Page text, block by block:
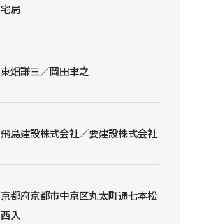
宅局
東畑謙三／岡田聿之
飛島建設株式会社／要建設株式会社
京都府京都市中京区丸太町通七本松
西入